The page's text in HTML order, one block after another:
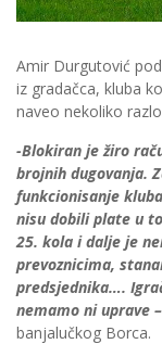
Amir Durgutović
iz gradačca, kluba
naveo nekoliko
-Blokiran je žiro
brojnih dugovanja.
funkcionisanje
nisu dobili plate u
25. kola i dalje je
prevoznicima,
predsjednika….
nemamo ni uprave –
banjalučkog Borca.